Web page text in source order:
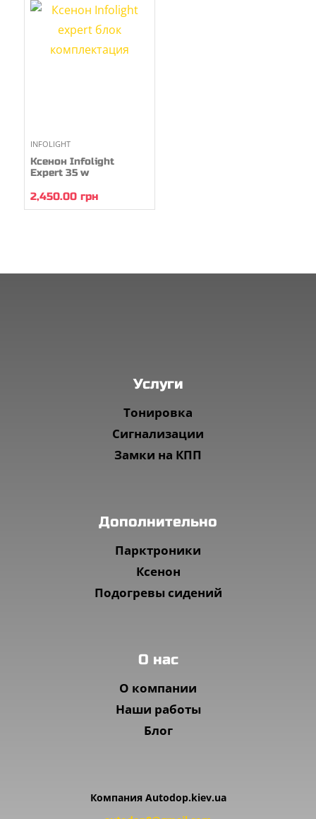
INFOLIGHT
Ксенон Infolight
Expert 35 w
2,450.00 грн
Услуги
Тонировка
Сигнализации
Замки на КПП
Дополнительно
Парктроники
Ксенон
Подогревы сидений
O нас
О компании
Наши работы
Блог
Компания Autodop.kiev.ua